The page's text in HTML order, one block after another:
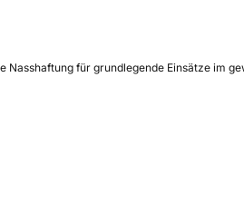
für grundlegende Einsätze im